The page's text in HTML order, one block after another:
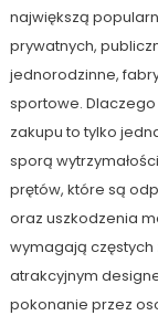
największą
prywatnych,
jednorodzinne,
sportowe.
zakupu to tylko
sporą
prętów, które są
oraz uszkodzenia
wymagają
atrakcyjnym
pokonanie przez